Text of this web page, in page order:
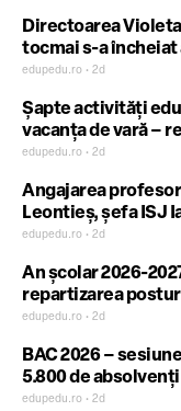
pentru a folosi cât
Directoarea
tocmai s-a
grei pe care i-am
muncă titanică
edupedu.ro • 2d
Șapte activități
vacanța de vară –
Mădălina Mărcuș
edupedu.ro • 2d
Angajarea
Leontieș, șefa ISJ
proprie, s-ar putea
și să avem un
în acele zone
edupedu.ro • 2d
An școlar 2026-
repartizarea
aceste ședințe se
edupedu.ro • 2d
BAC 2026 –
5.800 de
străină – oral / Ce
edupedu.ro • 2d